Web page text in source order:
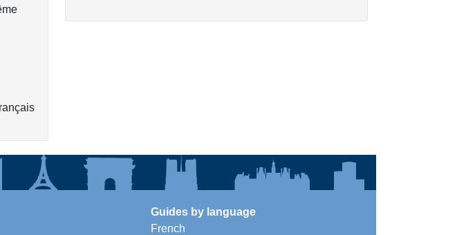
Guides by language
French